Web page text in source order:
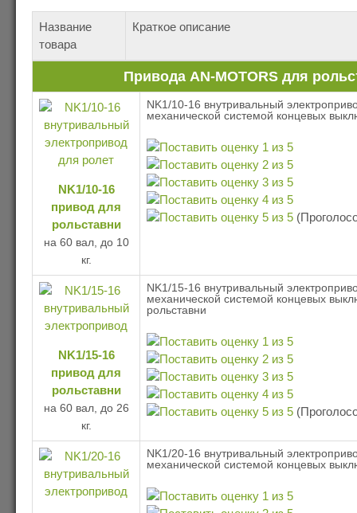
Название
товара
Краткое описание
Привода AN-MOTORS для
NK1/10-16
привод для
рольставни
на 60 вал, до 10
кг.
NK1/10-16 внутривальный
механической системой концевых
NK1/15-16
привод для
рольставни
на 60 вал, до 26
кг.
NK1/15-16 внутривальный
механической системой концевых
рольставни
NK1/20-16 внутривальный
механической системой концевых